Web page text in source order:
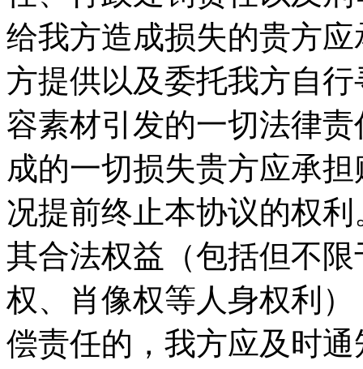
给我方造成损失的贵方
方提供以及委托我方自
容素材引发的一切法律
成的一切损失贵方应承
况提前终止本协议的权
其合法权益（包括但不
权、肖像权等人身权利
偿责任的，我方应及时